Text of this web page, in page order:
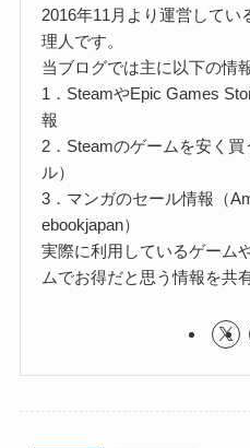
2016年11月より運営してい
理人です。
当ブログでは主に以下の情
1．SteamやEpic Games
報
2．Steamのゲームを安く
ル）
3．マンガのセール情報（
ebookjapan）
実際に利用しているゲーム
ムでお得だと思う情報を共